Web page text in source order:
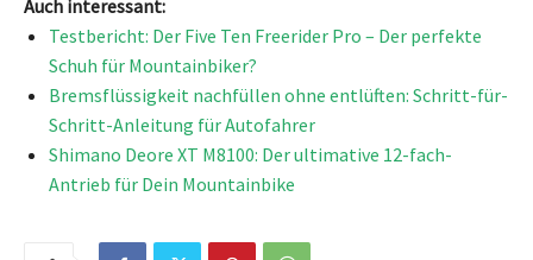
Auch interessant:
Testbericht: Der Five Ten Freerider Pro – Der perfekte
Schuh für Mountainbiker?
Bremsflüssigkeit nachfüllen ohne entlüften: Schritt-für-
Schritt-Anleitung für Autofahrer
Shimano Deore XT M8100: Der ultimative 12-fach-
Antrieb für Dein Mountainbike